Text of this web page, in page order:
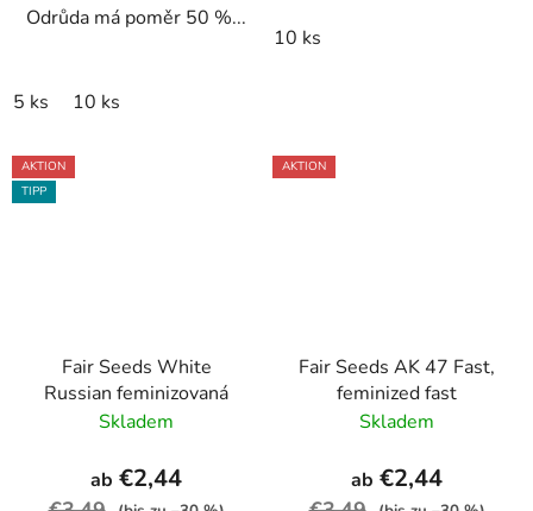
Odrůda má poměr 50 %...
5 ks 10 ks
10 ks
AKTION
TIPP
Fair Seeds White
Russian feminizovaná
Skladem
ab €2,44
AKTION
Fair Seeds AK 47 Fast,
feminized fast
Skladem
ab €2,44